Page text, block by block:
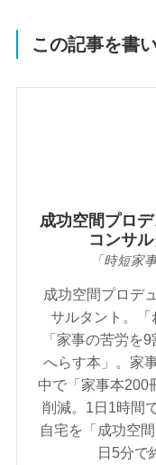
この記事を書
成功空間プロ
コンサ
「時短家
成功空間プロデ
サルタント。
「家事の苦労を
へらす本」。家
中で「家事本200
削減。1日1時間
自宅を「成功空
日5分で